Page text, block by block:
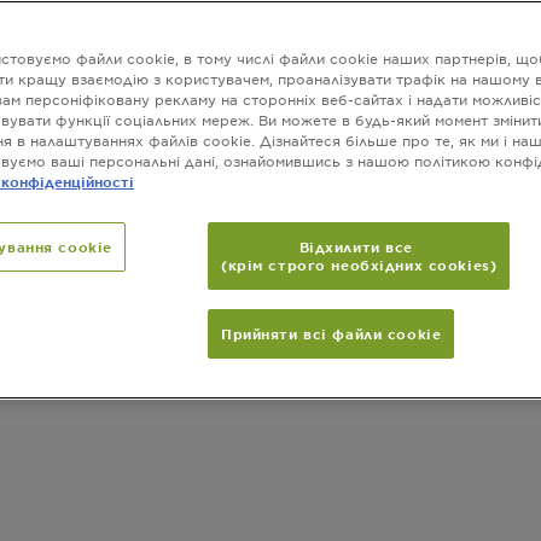
you(8) Results
файли cookie, в тому числі файли cookie наших партнерів,
кращу взаємодію з користувачем, проаналізувати трафік на нашому
персоніфіковану рекламу на сторонніх веб-сайтах і надати
функції соціальних мереж. Ви можете в будь-який момент
в налаштуваннях файлів cookie. Дізнайтеся більше про те, як ми і
ваші персональні дані, ознайомившись з нашою політикою
Відхилити все
(крім строго необхідних cookies)
Прийняти всі файли сookie
cookie